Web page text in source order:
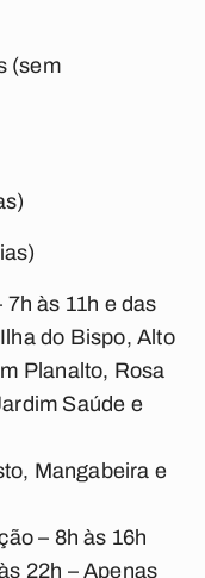
(sem
às 11h e das
do Bispo, Alto
Planalto, Rosa
Saúde e
Mangabeira e
– 8h às 16h
22h – Apenas